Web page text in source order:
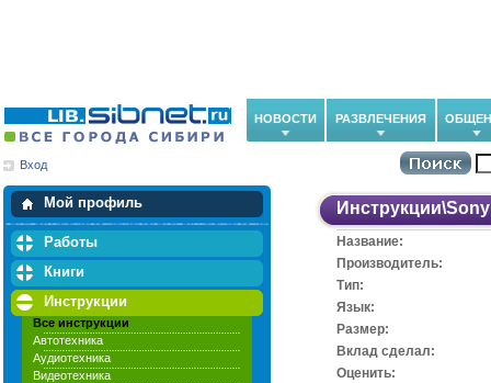
НОВОСТИ РАЗВЛЕЧЕНИЯ
Вход
Мой профиль
Мои закладки
Работы
Книги
Инструкции
Все инструкции
Автотехника
Аудиотехника
Видеотехника
Инструкции\Sony
Название:
Производитель:
Тип:
Язык:
Размер:
Вклад сделал:
Оценить: